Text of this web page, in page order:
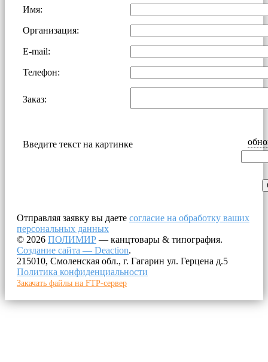
Имя:
Организация:
E-mail:
Телефон:
Заказ:
Введите текст на картинке
Отправляя заявку вы даете согласие на обработку ваших
персональных данных
© 2026 ПОЛИМИР — канцтовары & типография.
Создание сайта — Deaction.
215010, Смоленская обл., г. Гагарин ул. Герцена д.5
Политика конфиденциальности
Закачать файлы на FTP-сервер